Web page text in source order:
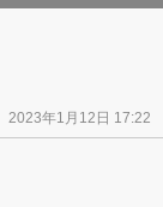
2023年1月12日 17:22